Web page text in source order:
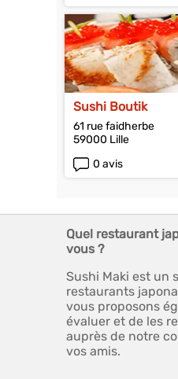
Sushi Boutik
61 rue faidherbe
59000 Lille
0 avis
Quel restaurant
vous ?
Sushi Maki est un
restaurants
vous proposons
évaluer et de les
auprès de notre
vos amis.